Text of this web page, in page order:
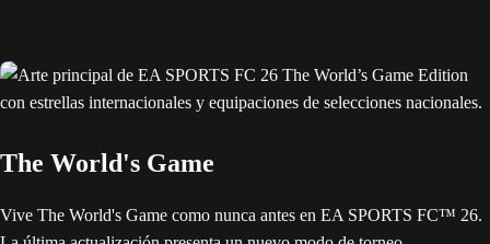
The World's Game
Vive The World's Game como nunca antes en EA SPORTS FC™ 26.